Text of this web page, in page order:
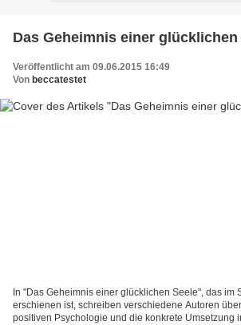
Das Geheimnis einer glücklichen
Veröffentlicht am 09.06.2015 16:49
Von beccatestet
In "Das Geheimnis einer glücklichen Seele", das im
erschienen ist, schreiben verschiedene Autoren
positiven Psychologie und die konkrete Umsetzung